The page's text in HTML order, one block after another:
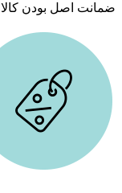
ضمانت اصل بودن کالا